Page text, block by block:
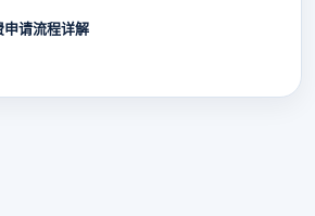
申请流程详解